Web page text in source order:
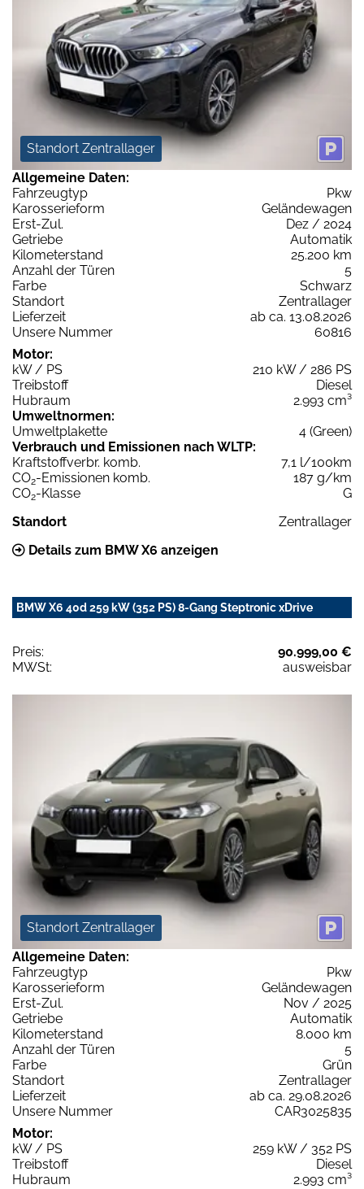
Standort Zentrallager
Allgemeine Daten:
Fahrzeugtyp
Pkw
Karosserieform
Geländewagen
Erst-Zul.
Dez / 2024
Getriebe
Automatik
Kilometerstand
25.200 km
Anzahl der Türen
5
Farbe
Schwarz
Standort
Zentrallager
Lieferzeit
ab ca. 13.08.2026
Unsere Nummer
60816
Motor:
kW / PS
210 kW / 286 PS
Treibstoff
Diesel
Hubraum
2.993 cm³
Umweltnormen:
Umweltplakette
4 (Green)
Verbrauch und Emissionen nach WLTP:
Kraftstoffverbr. komb.
7,1 l/100km
CO2-Emissionen komb.
187 g/km
CO2-Klasse
G
Standort
Zentrallager
Details zum BMW X6 anzeigen
BMW X6 40d 259 kW (352 PS) 8-Gang Steptronic xDrive
Preis:
90.999,00 €
MWSt:
ausweisbar
Standort Zentrallager
Allgemeine Daten:
Fahrzeugtyp
Pkw
Karosserieform
Geländewagen
Erst-Zul.
Nov / 2025
Getriebe
Automatik
Kilometerstand
8.000 km
Anzahl der Türen
5
Farbe
Grün
Standort
Zentrallager
Lieferzeit
ab ca. 29.08.2026
Unsere Nummer
CAR3025835
Motor:
kW / PS
259 kW / 352 PS
Treibstoff
Diesel
Hubraum
2.993 cm³